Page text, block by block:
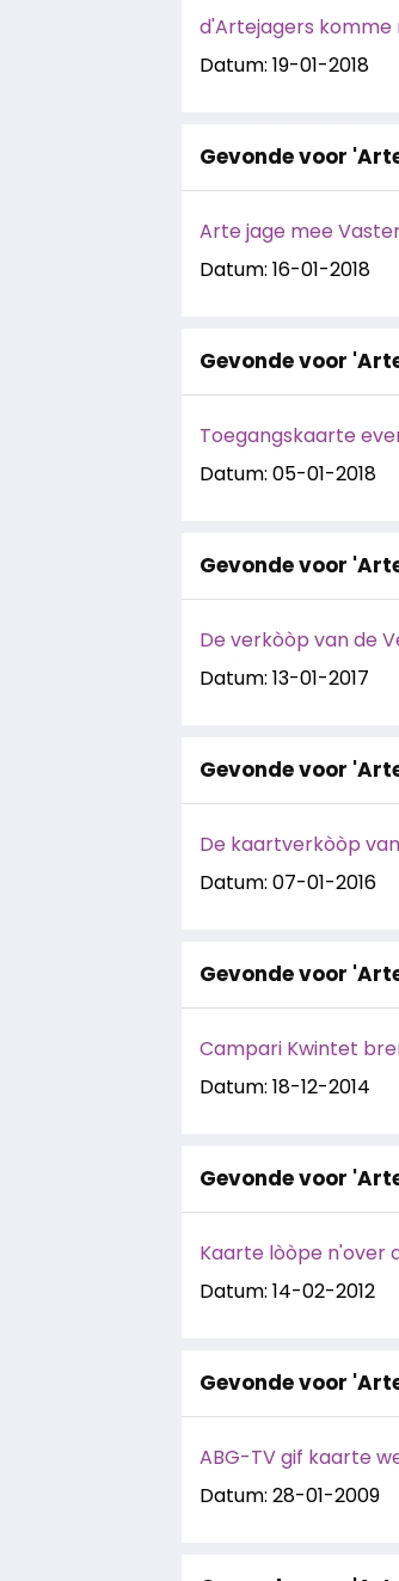
d'Artejagers komme
Datum: 19-01-2018
Gevonde voor
Arte jage mee
Datum: 16-01-2018
Gevonde voor
Toegangskaarte
Datum: 05-01-2018
Gevonde voor
De verkòòp van de
Datum: 13-01-2017
Gevonde voor
De kaartverkòòp
Datum: 07-01-2016
Gevonde voor
Campari Kwintet
Datum: 18-12-2014
Gevonde voor
Kaarte lòòpe n'over
Datum: 14-02-2012
Gevonde voor
ABG-TV gif kaarte
Datum: 28-01-2009